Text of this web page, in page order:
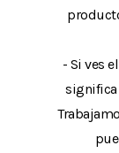
- Si ves
significa